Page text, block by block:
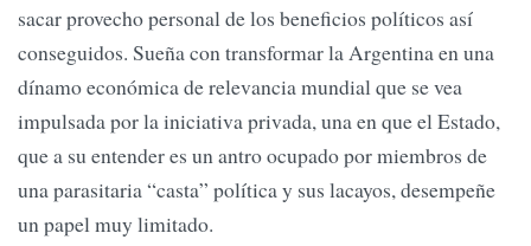
sacar provecho personal de los beneficios políticos así
conseguidos. Sueña con transformar la Argentina en una
dínamo económica de relevancia mundial que se vea
impulsada por la iniciativa privada, una en que el Estado,
que a su entender es un antro ocupado por miembros de
una parasitaria “casta” política y sus lacayos, desempeñe
un papel muy limitado.